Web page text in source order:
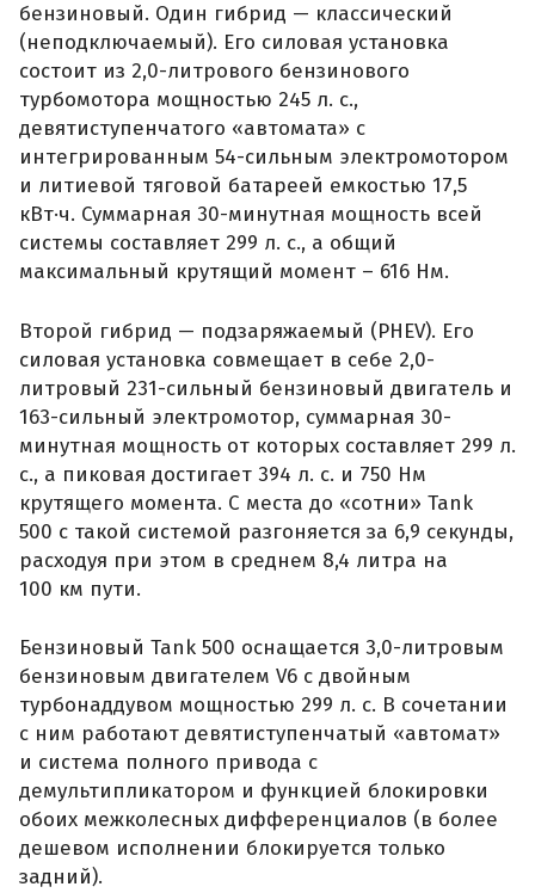
бензиновый. Один гибрид — классический
(неподключаемый). Его силовая установка
состоит из 2,0-литрового бензинового
турбомотора мощностью 245 л. с.,
девятиступенчатого «автомата» с
интегрированным 54-сильным электромотором
и литиевой тяговой батареей емкостью 17,5
кВт·ч. Суммарная 30-минутная мощность всей
системы составляет 299 л. с., а общий
максимальный крутящий момент – 616 Нм.
Второй гибрид — подзаряжаемый (PHEV). Его
силовая установка совмещает в себе 2,0-
литровый 231-сильный бензиновый двигатель и
163-сильный электромотор, суммарная 30-
минутная мощность от которых составляет 299 л.
с., а пиковая достигает 394 л. с. и 750 Нм
крутящего момента. С места до «сотни» Tank
500 с такой системой разгоняется за 6,9 секунды,
расходуя при этом в среднем 8,4 литра на
100 км пути.
Бензиновый Tank 500 оснащается 3,0-литровым
бензиновым двигателем V6 с двойным
турбонаддувом мощностью 299 л. с. В сочетании
с ним работают девятиступенчатый «автомат»
и система полного привода с
демультипликатором и функцией блокировки
обоих межколесных дифференциалов (в более
дешевом исполнении блокируется только
задний).